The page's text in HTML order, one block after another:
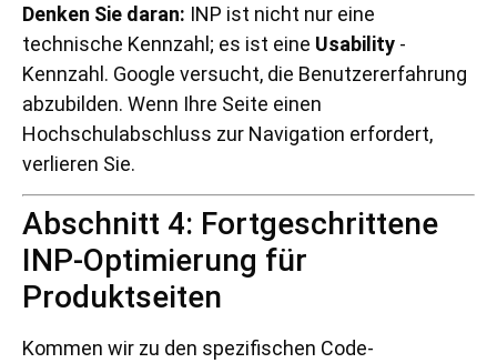
Denken Sie daran: INP ist nicht nur eine
technische Kennzahl; es ist eine Usability -
Kennzahl. Google versucht, die Benutzererfahrung
abzubilden. Wenn Ihre Seite einen
Hochschulabschluss zur Navigation erfordert,
verlieren Sie.
Abschnitt 4: Fortgeschrittene
INP-Optimierung für
Produktseiten
Kommen wir zu den spezifischen Code-